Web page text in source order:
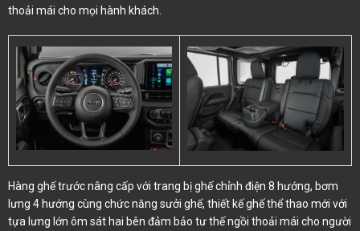
thoải mái cho mọi hành khách.
Hàng ghế trước nâng cấp với trang bị ghế chỉnh điện 8 hướng, bơm
lưng 4 hướng cùng chức năng sưởi ghế, thiết kế ghế thể thao mới với
tựa lưng lớn ôm sát hai bên đảm bảo tư thế ngồi thoải mái cho người